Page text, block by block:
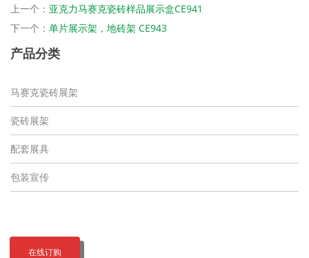
上一个： 亚克力马赛克瓷砖样品展示盒CE941
下一个： 单片展示架，地砖架 CE943
产品分类
马赛克瓷砖展架
瓷砖展架
配套展具
包装宣传
在线订购